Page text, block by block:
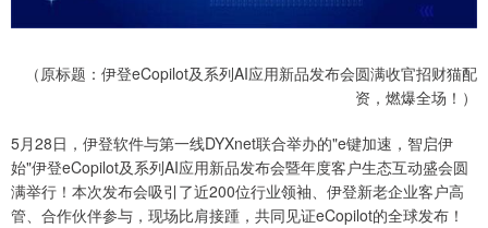
（原标题：伊登eCopilot及系列AI应用新品发布会圆满收官招财猫配
资，燃爆全场！）
5月28日，伊登软件与第一线DYXnet联合举办的"e键加速，智启伊
始"伊登eCopilot及系列AI应用新品发布会暨年度客户生态互动盛会圆
满举行！本次发布会吸引了近200位行业领袖、伊登新老企业客户高
管、合作伙伴参与，现场比肩接踵，共同见证eCopilot的全球发布！